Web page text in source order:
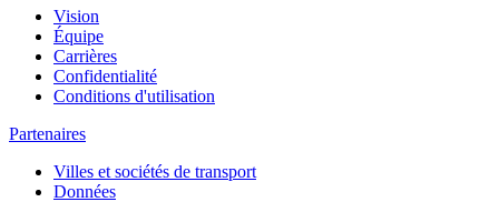
Vision
Équipe
Carrières
Confidentialité
Conditions d'utilisation
Partenaires
Villes et sociétés de transport
Données